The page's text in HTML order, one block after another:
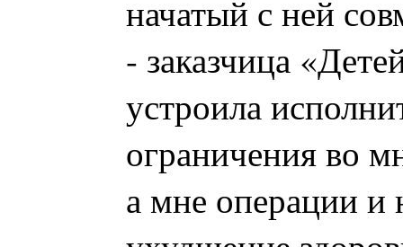
начатый с ней
- заказчица
устроила
ограничения во
а мне операции и